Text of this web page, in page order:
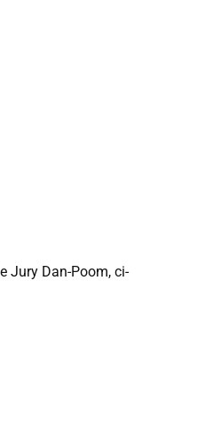
Jury Dan-Poom, ci-